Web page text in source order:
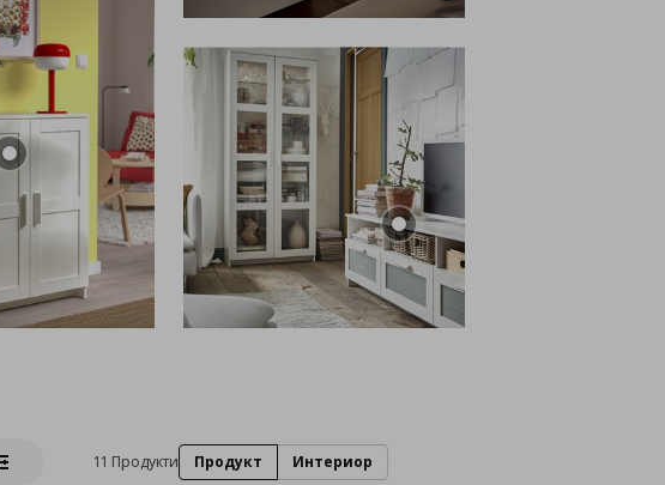
11 Продукти Продукт Интериор